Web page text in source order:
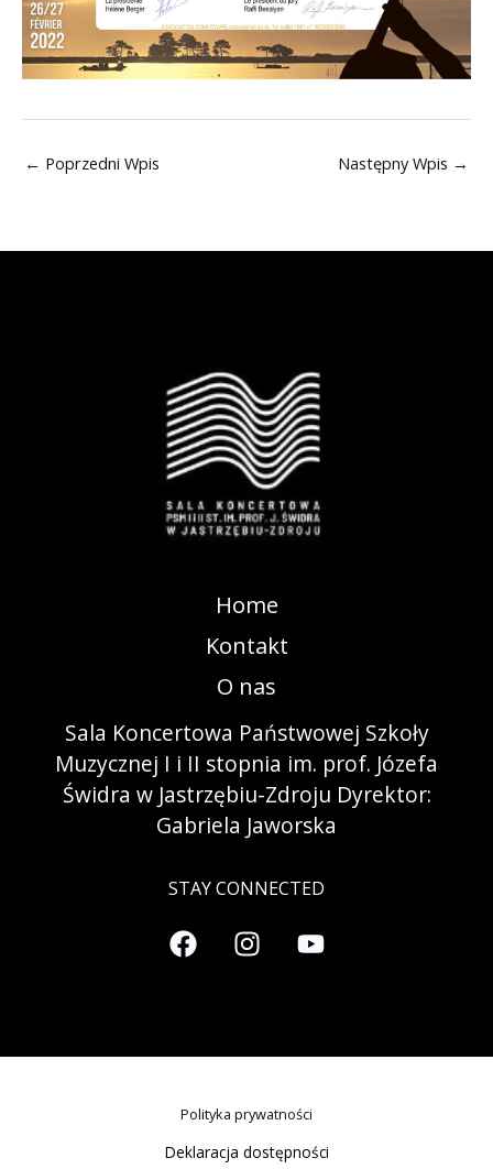
← Poprzedni Wpis Następny Wpis →
Home
Kontakt
O nas
Sala Koncertowa Państwowej Szkoły
Muzycznej I i II stopnia im. prof. Józefa
Świdra w Jastrzębiu-Zdroju Dyrektor:
Gabriela Jaworska
STAY CONNECTED
Polityka prywatności
Deklaracja dostępności